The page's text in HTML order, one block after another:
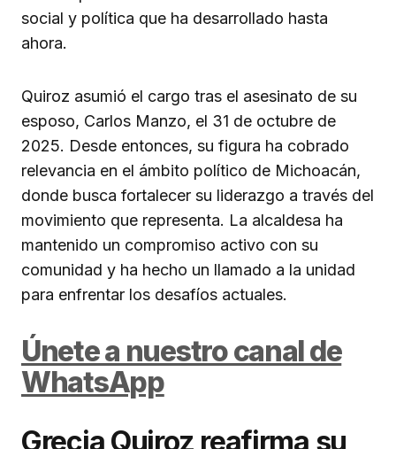
social y política que ha desarrollado hasta
ahora.
Quiroz asumió el cargo tras el asesinato de su
esposo, Carlos Manzo, el 31 de octubre de
2025. Desde entonces, su figura ha cobrado
relevancia en el ámbito político de Michoacán,
donde busca fortalecer su liderazgo a través del
movimiento que representa. La alcaldesa ha
mantenido un compromiso activo con su
comunidad y ha hecho un llamado a la unidad
para enfrentar los desafíos actuales.
Únete a nuestro canal de
WhatsApp
Grecia Quiroz reafirma su